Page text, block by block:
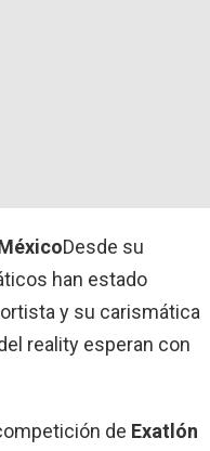
Desde su
han estado
y su carismática
reality esperan con
de Exatlón